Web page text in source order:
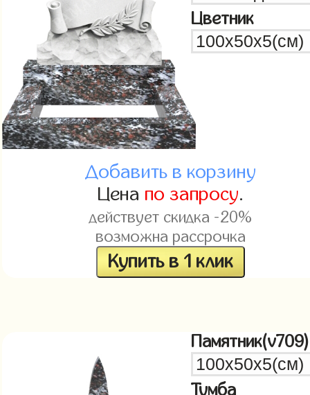
Цветник
Добавить в корзину
Цена по запросу.
действует скидка -20%
возможна рассрочка
Купить в 1 клик
Памятник(v709)
Тумба